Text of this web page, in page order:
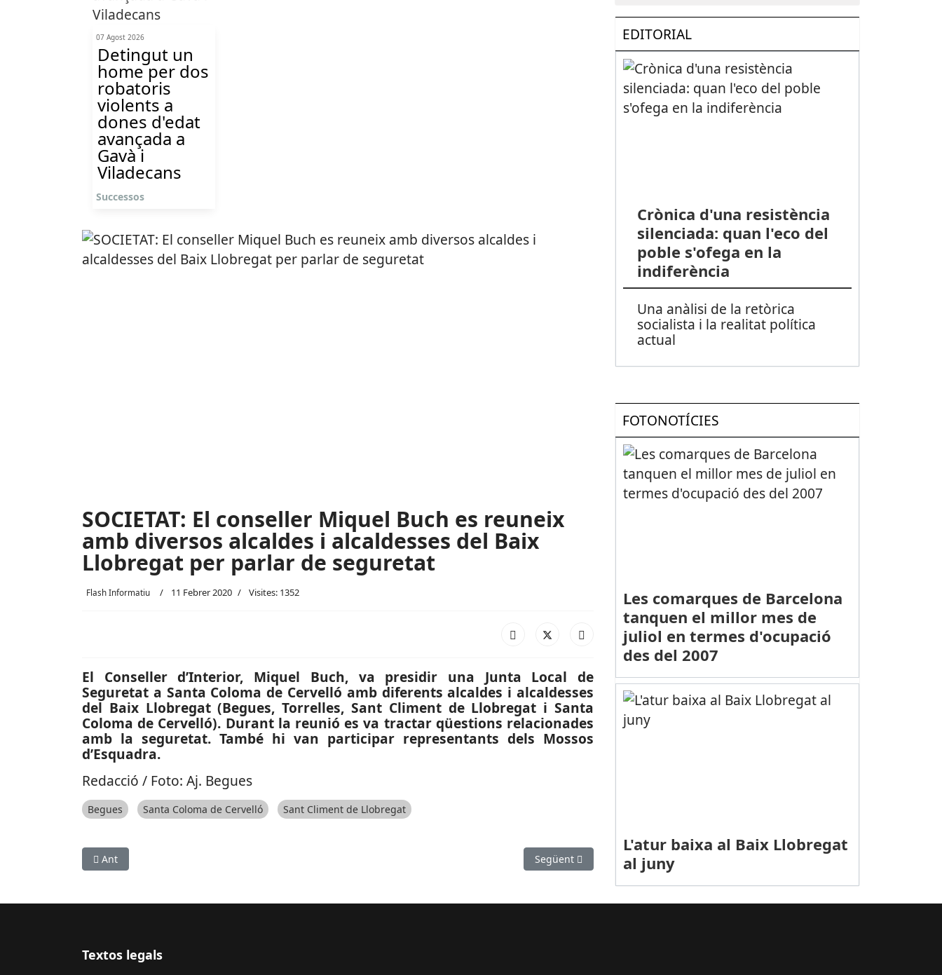
07 Agost 2026
Detingut un
home per dos
robatoris
violents a
dones d'edat
avançada a
Gavà i
Viladecans
Successos
SOCIETAT: El conseller Miquel Buch es reuneix
amb diversos alcaldes i alcaldesses del Baix
Llobregat per parlar de seguretat
Flash Informatiu 11 Febrer 2020 Visites: 1352
El Conseller d’Interior, Miquel Buch, va presidir una Junta Local de
Seguretat a Santa Coloma de Cervelló amb diferents alcaldes i alcaldesses
del Baix Llobregat (Begues, Torrelles, Sant Climent de Llobregat i Santa
Coloma de Cervelló). Durant la reunió es va tractar qüestions relacionades
amb la seguretat. També hi van participar representants dels Mossos
d’Esquadra.
Redacció / Foto: Aj. Begues
Begues Santa Coloma de Cervelló Sant Climent de Llobregat
Article anterior: ESPORTS (SOFTBOL): Arrenca el Campionat de Catalunya Sènior de Divisió d’Honor
Ant Article següent: MEDI AMBIENT: Més de 200 persones recullen fins a 48 quilos de
Següent
EDITORIAL
Crònica d'una resistència
silenciada: quan l'eco del
poble s'ofega en la
indiferència
Una anàlisi de la retòrica
socialista i la realitat política
actual
FOTONOTÍCIES
Les comarques de Barcelona
tanquen el millor mes de
juliol en termes d'ocupació
des del 2007
L'atur baixa al Baix Llobregat
al juny
Textos legals